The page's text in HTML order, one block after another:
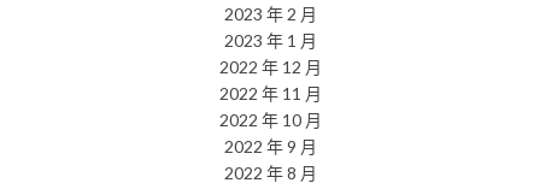
2023 年 2 月
2023 年 1 月
2022 年 12 月
2022 年 11 月
2022 年 10 月
2022 年 9 月
2022 年 8 月